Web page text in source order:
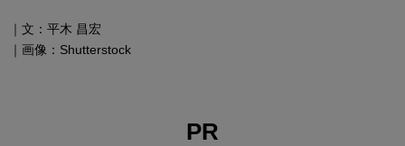
｜文：平木 昌宏
｜画像：Shutterstock
PR